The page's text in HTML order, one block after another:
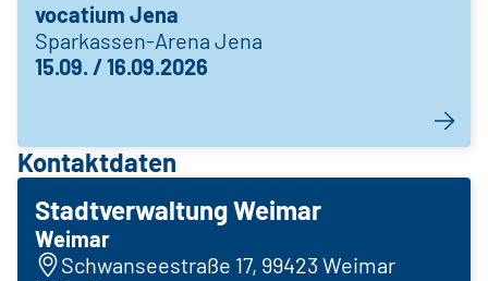
vocatium Jena
Sparkassen-Arena Jena
15.09. / 16.09.2026
Kontaktdaten
Stadtverwaltung Weimar
Weimar
Schwanseestraße 17, 99423 Weimar